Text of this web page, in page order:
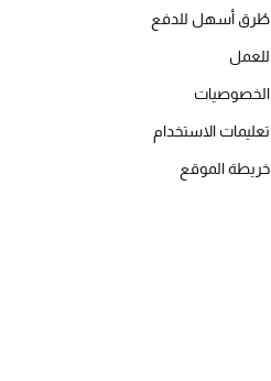
طُرق أسهل للدفع
للعمل
الخصوصيات
تعليمات الاستخدام
خريطة الموقع